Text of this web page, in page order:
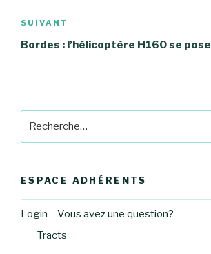
Article
suivant
SUIVANT
Bordes : l’hélicoptère H160 se
ESPACE ADHÉRENTS
Login – Vous avez une question?
Tracts